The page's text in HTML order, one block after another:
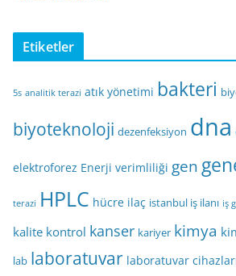
Etiketler
5s analitik terazi atık yönetimi bakteri
biyoteknoloji dezenfeksiyon dna
elektroforez Enerji verimliliği gen
terazi HPLC hücre ilaç istanbul iş ilanı iş
kalite kontrol kanser kariyer kimya
lab laboratuvar laboratuvar